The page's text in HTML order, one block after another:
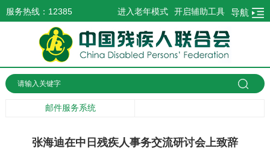
服务热线：12385 导航
开启辅助工具
进入老年模式
邮件服务系统
张海迪在中日残疾人事务交流研讨会上致辞